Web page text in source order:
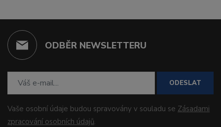
ODBĚR NEWSLETTERU
ODESLAT
Vaše osobní údaje budou spravovány v souladu se Zásadami
zpracování osobních údajů.